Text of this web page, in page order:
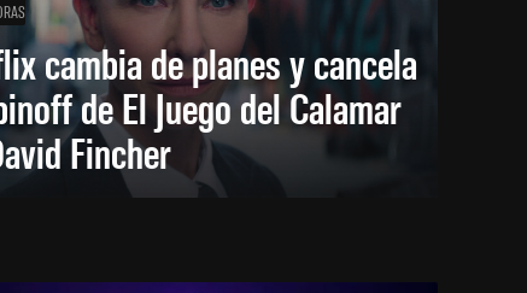
cambia de planes y cancela
de El Juego del Calamar
Fincher